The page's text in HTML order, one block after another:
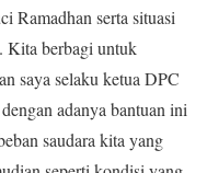
Ramadhan serta situasi
Kita berbagi untuk
saya selaku ketua DPC
adanya bantuan ini
saudara kita yang